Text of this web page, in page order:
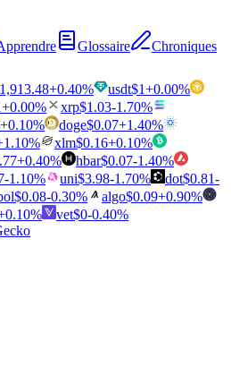
Glossaire
Chroniques
1,913.48+0.40% usdt$1+0.00%
+0.00% xrp$1.03-1.70%
+0.10% doge$0.07+1.40%
1.10% xlm$0.16+0.10%
+0.40% hbar$0.07-1.40%
-1.10% uni$3.98-1.70% dot$0.81-
$0.08-0.30% algo$0.09+0.90%
0.10% vet$0-0.40%